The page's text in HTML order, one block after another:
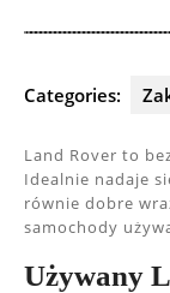
Categories:
Land Rover to
Idealnie nadaje
równie dobre
samochody
Używany